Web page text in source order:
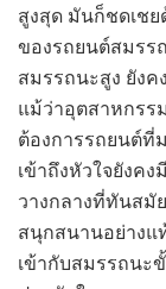
สูงสุด มันก็ชดเช
ของรถยนต์สมรร
สมรรถนะสูง ยัง
แม้ว่าอุตสาหกรร
ต้องการรถยนต์
เข้าถึงหัวใจยังค
วางกลางที่ทันสมั
สนุกสนานอย่างแ
เข้ากับสมรรถนะ